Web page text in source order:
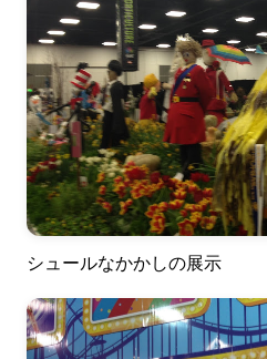
シュールなかかしの展示